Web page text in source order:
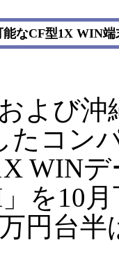
能なCF型1X WIN
よび沖
たコン
WIN
」を10
円台